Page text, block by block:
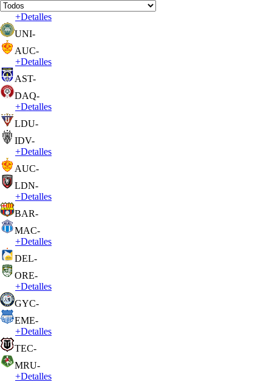
+Detalles
UNI-
AUC-
+Detalles
AST-
DAQ-
+Detalles
LDU-
IDV-
+Detalles
AUC-
LDN-
+Detalles
BAR-
MAC-
+Detalles
DEL-
ORE-
+Detalles
GYC-
EME-
+Detalles
TEC-
MRU-
+Detalles